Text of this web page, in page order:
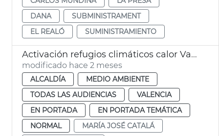
DANA
SUBMINISTRAMENT
EL REALÓ
SUMINISTRAMIENTO
Activación refugios climáticos calor València
modificado hace 2 meses
ALCALDÍA
MEDIO AMBIENTE
TODAS LAS AUDIENCIAS
VALENCIA
EN PORTADA
EN PORTADA TEMÁTICA
NORMAL
MARÍA JOSÉ CATALÁ